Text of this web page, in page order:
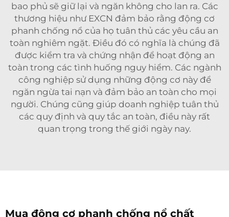
bao phủ sẽ giữ lại và ngăn không cho lan ra. Các
thương hiệu như EXCN đảm bảo rằng động cơ
phanh chống nổ của họ tuân thủ các yêu cầu an
toàn nghiêm ngặt. Điều đó có nghĩa là chúng đã
được kiểm tra và chứng nhận để hoạt động an
toàn trong các tình huống nguy hiểm. Các ngành
công nghiệp sử dụng những động cơ này để
ngăn ngừa tai nạn và đảm bảo an toàn cho mọi
người. Chúng cũng giúp doanh nghiệp tuân thủ
các quy định và quy tắc an toàn, điều này rất
quan trọng trong thế giới ngày nay.
Mua động cơ phanh chống nổ chất